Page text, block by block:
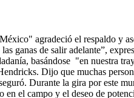
agradeció el respaldo y
ganas de salir adelante”,
basándose "en nuestra
Dijo que muchas
Durante la gira por este
en el campo y el deseo de